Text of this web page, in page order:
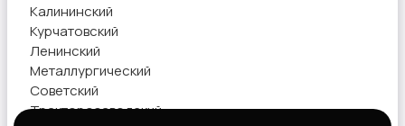
Вывоз мусора и вторсырья
Калининский
Курчатовский
Ленинский
Металлургический
Советский
Тракторозаводский